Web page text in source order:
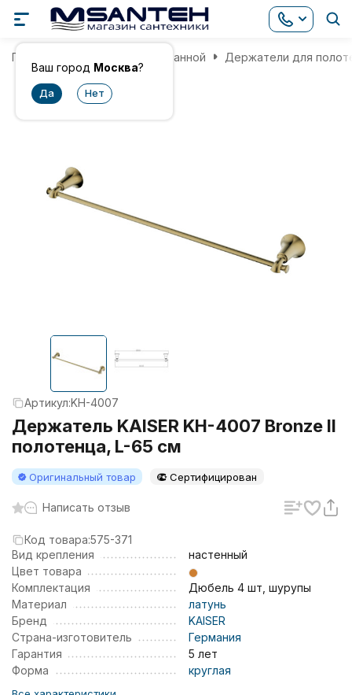
Ваш город Москва?
Главная Аксессуары для ванной Держатели для
Артикул:KH-4007
Держатель KAISER KH-4007 Bronze II
полотенца, L-65 см
Оригинальный товар Сертифицирован
Написать отзыв
Код товара:575-371
Вид крепления
настенный
Цвет товара
Комплектация
Дюбель 4 шт, шурупы
Материал
латунь
Бренд
KAISER
Страна-изготовитель
Германия
Гарантия
5 лет
Форма
круглая